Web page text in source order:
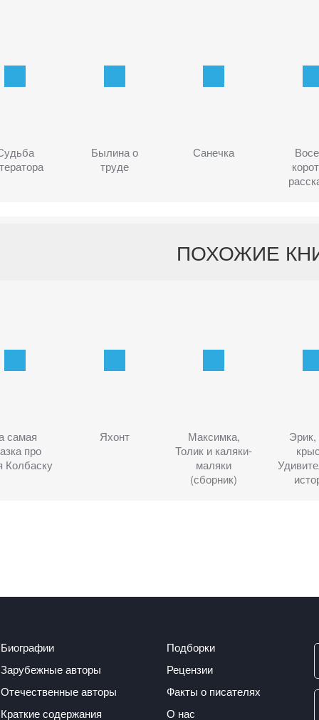
Былина о
труде
Санечка
ПОХОЖИЕ
самая
про
Колбаску
Яхонт
Максимка,
Толик и каляки-
маляки
(сборник)
Биографии
Зарубежные авторы
Отечественные авторы
Краткие содержания
Подборки
Рецензии
Факты о писателях
О нас